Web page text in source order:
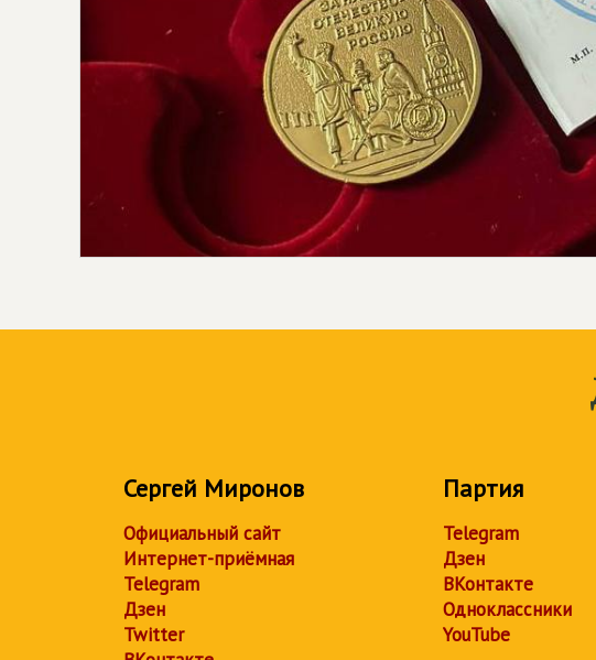
Сергей Миронов
Официальный сайт
Интернет-приёмная
Telegram
Дзен
Twitter
Партия
Telegram
Дзен
ВКонтакте
Одноклассники
YouTube